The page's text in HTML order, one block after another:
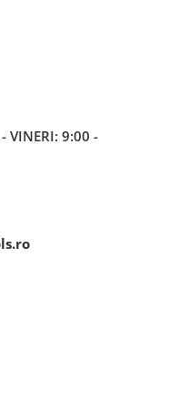
VINERI: 9:00 -